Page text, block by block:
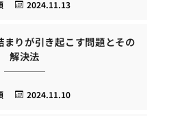
2024.11.13
まりが引き起こす問題とその
解決法
2024.11.10